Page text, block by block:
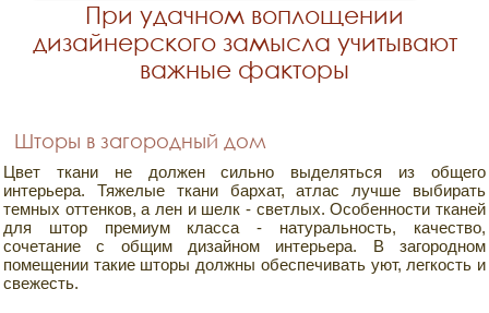
При удачном воплощении
дизайнерского замысла учитывают
важные факторы
Шторы в загородный дом
Цвет ткани не должен сильно выделяться из общего
интерьера. Тяжелые ткани бархат, атлас лучше выбирать
темных оттенков, а лен и шелк - светлых. Особенности тканей
для штор премиум класса - натуральность, качество,
сочетание с общим дизайном интерьера. В загородном
помещении такие шторы должны обеспечивать уют, легкость и
свежесть.